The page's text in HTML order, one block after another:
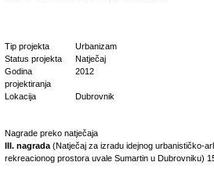
Tip projekta
Urbanizam
Status projekta
Natječaj
Godina
projektiranja
2012
Lokacija Dubrovnik
Nagrade preko natječaja
III. nagrada (Natječaj za izradu idejnog urbanističko-
rekreacionog prostora uvale Sumartin u Dubrovniku)